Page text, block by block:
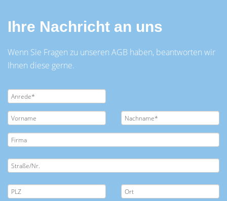
Ihre Nachricht an uns
Wenn Sie Fragen zu unseren AGB haben, beantworten wir
Ihnen diese gerne.